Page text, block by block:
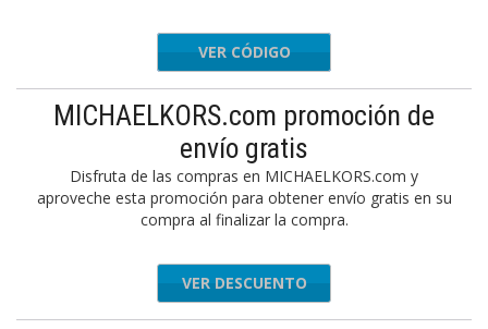
JB255M4
VER CÓDIGO
MICHAELKORS.com promoción de
envío gratis
Disfruta de las compras en MICHAELKORS.com y
aproveche esta promoción para obtener envío gratis en su
compra al finalizar la compra.
VER DESCUENTO